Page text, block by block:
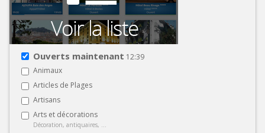
Ouverts maintenant 12:39
Animaux
Articles de Plages
Artisans
Arts et décorations
Décoration, antiquaires, ...